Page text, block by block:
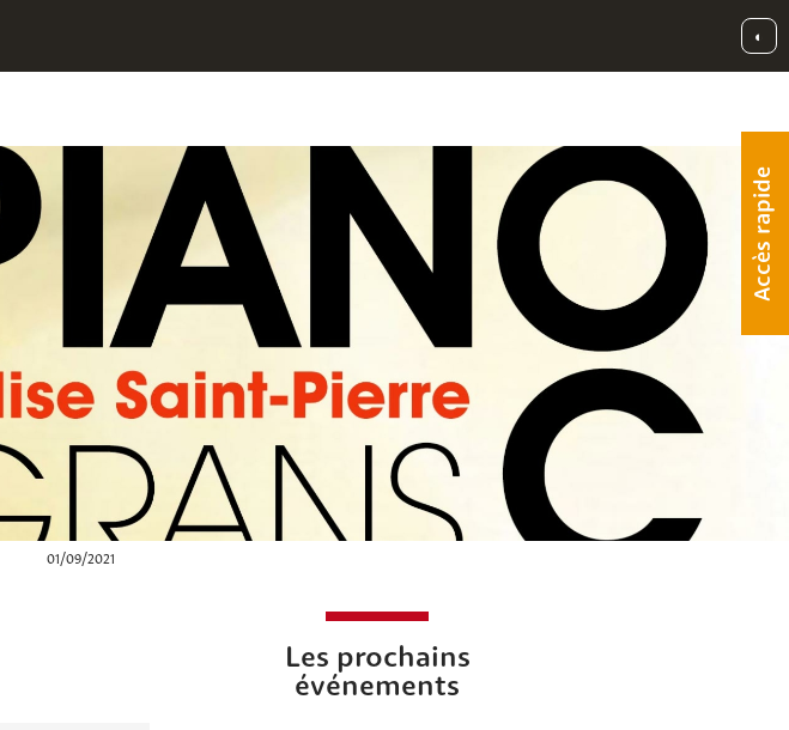
◐
Accès rapide
01/09/2021
Les prochains
événements